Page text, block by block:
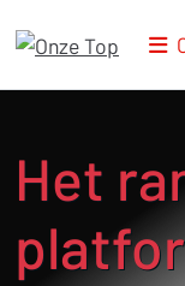
Het